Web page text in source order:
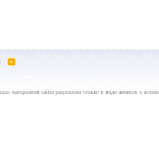
материалов сайта разрешена только в виде анонсов с